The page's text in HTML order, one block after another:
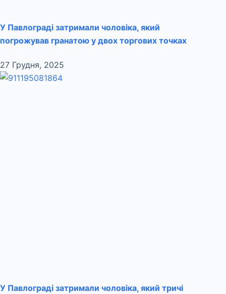
У Павлограді затримали чоловіка, який
погрожував гранатою у двох торгових точках
27 Грудня, 2025
У Павлограді затримали чоловіка, який тричі